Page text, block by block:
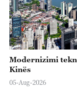
Modernizimi
Kinës
05-Aug-2026